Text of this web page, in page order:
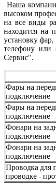
Наша
высоком
на все виды
находится на
установку
телефону или
Сервис".
Фары на
подключение
Фары на
подключение
Фонари на
подключение
Фонари на
подключение
Проводка для
проводке -